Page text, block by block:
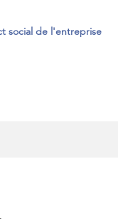
social de l'entreprise